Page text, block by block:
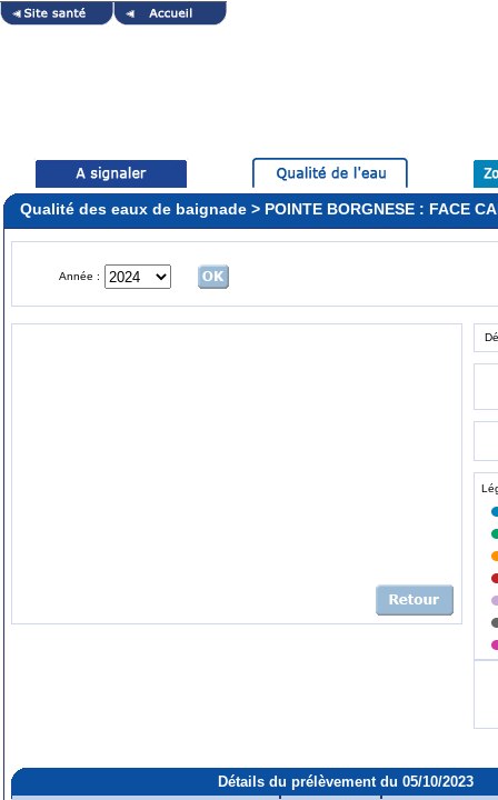
Qualité des eaux de baignade > POINTE BORGNESE : FACE
Année :
Détails du prélèvement du 05/10/2023